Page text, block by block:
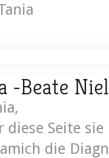
-Beate
diese Seite
die